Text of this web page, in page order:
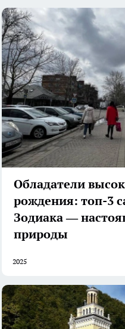
Обладатели
рождения: топ-3
Зодиака —
природы
2025